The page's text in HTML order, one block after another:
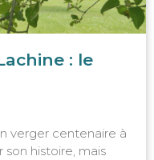
: le
verger centenaire à
son histoire, mais